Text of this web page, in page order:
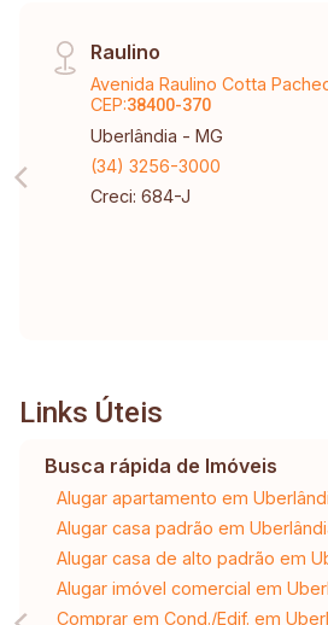
Raulino
Avenida Raulino Cotta
CEP:38400-370
Uberlândia - MG
(34) 3256-3000
Creci: 684-J
Links Úteis
Busca rápida de Imóveis
Alugar apartamento em
Alugar casa padrão em
Alugar casa de alto padrão em
Alugar imóvel comercial em
Comprar em Cond./Edif. em